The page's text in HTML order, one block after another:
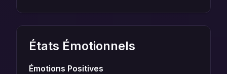
États Émotionnels
Émotions Positives